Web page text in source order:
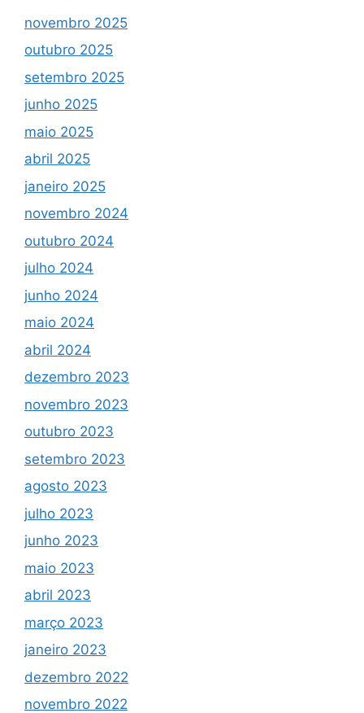
novembro 2025
outubro 2025
setembro 2025
junho 2025
maio 2025
abril 2025
janeiro 2025
novembro 2024
outubro 2024
julho 2024
junho 2024
maio 2024
abril 2024
dezembro 2023
novembro 2023
outubro 2023
setembro 2023
agosto 2023
julho 2023
junho 2023
maio 2023
abril 2023
março 2023
janeiro 2023
dezembro 2022
novembro 2022